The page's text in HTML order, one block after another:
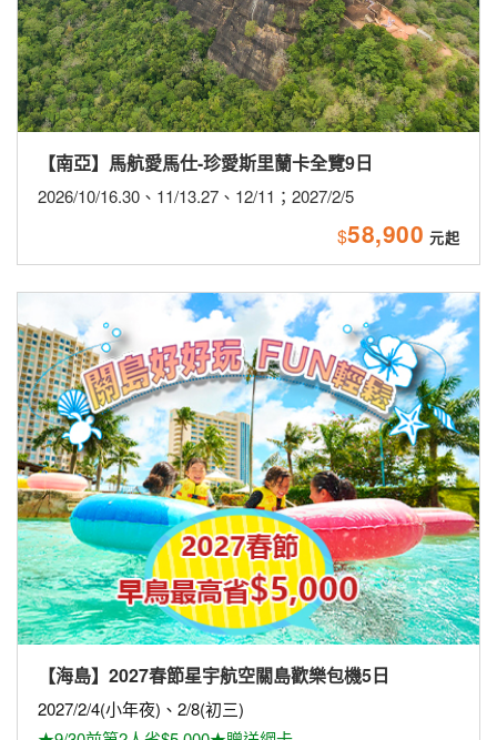
【南亞】馬航愛馬仕-珍愛斯里蘭卡全覽9日
2026/10/16.30、11/13.27、12/11；2027/2/5
$58,900
【海島】2027春節星宇航空關島歡樂包機5日
2027/2/4(小年夜)、2/8(初三)